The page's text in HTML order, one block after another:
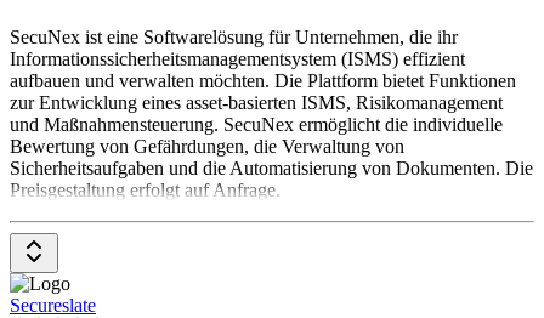
SecuNex ist eine Softwarelösung für Unternehmen, die ihr
Informationssicherheitsmanagementsystem (ISMS) effizient
aufbauen und verwalten möchten. Die Plattform bietet Funktionen
zur Entwicklung eines asset-basierten ISMS, Risikomanagement
und Maßnahmensteuerung. SecuNex ermöglicht die individuelle
Bewertung von Gefährdungen, die Verwaltung von
Sicherheitsaufgaben und die Automatisierung von Dokumenten. Die
Preisgestaltung erfolgt auf Anfrage.
Secureslate